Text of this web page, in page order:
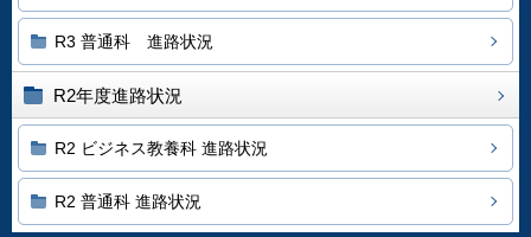
R3 普通科 進路状況
R2年度進路状況
R2 ビジネス教養科 進路状況
R2 普通科 進路状況